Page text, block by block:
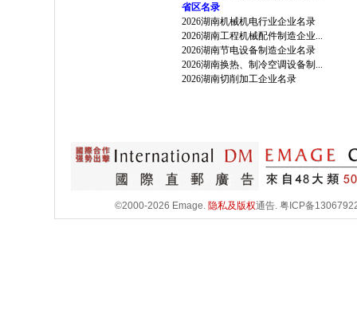
省区名录
2026湖南机械机电行业企业名录
2026湖南工程机械配件制造企业...
2026湖南节电设备制造企业名录
2026湖南换热、制冷空调设备制...
2026湖南切削加工企业名录
©2000-2026 Emage. 隐私及版权通告. 粤ICP备